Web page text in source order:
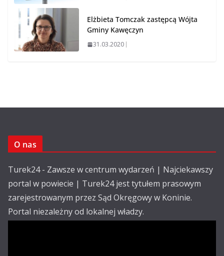
Elżbieta Tomczak zastępcą Wójta
Gminy Kawęczyn
31.03.2020
O nas
Turek24 - Zawsze w centrum wydarzeń | Najciekawszy
portal w powiecie | Turek24 jest tytułem prasowym
zarejestrowanym przez Sąd Okręgowy w Koninie.
Portal niezależny od lokalnej władzy.